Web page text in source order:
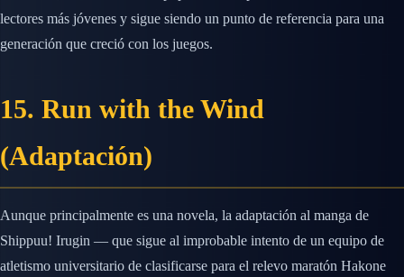
lectores más jóvenes y sigue siendo un punto de referencia para una
generación que creció con los juegos.
15. Run with the Wind
(Adaptación)
Aunque principalmente es una novela, la adaptación al manga de
Shippuu! Irugin — que sigue al improbable intento de un equipo de
atletismo universitario de clasificarse para el relevo maratón Hakone